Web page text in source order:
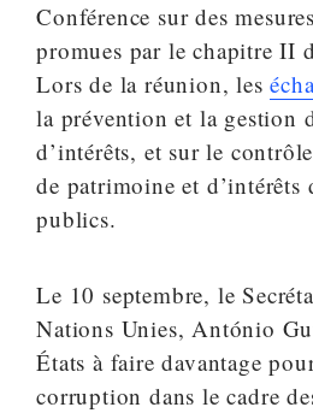
Conférence sur des
promues par le chapitre II
Lors de la réunion, les
la prévention et la gestion
d’intérêts, et sur le
de patrimoine et d’intérêts
publics.
Le 10 septembre, le
Nations Unies, António
États à faire davantage
corruption dans le cadre